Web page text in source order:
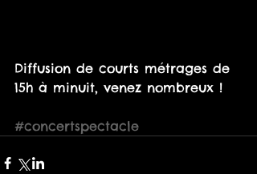
Diffusion de courts métrages de
15h à minuit, venez nombreux !
#concertspectacle